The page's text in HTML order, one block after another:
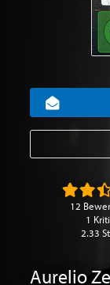
Aurelio
12
1
2.33